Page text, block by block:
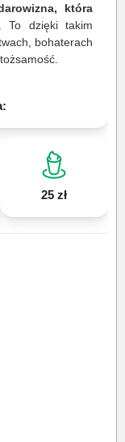
która
. To dzięki takim
bohaterach
25 zł